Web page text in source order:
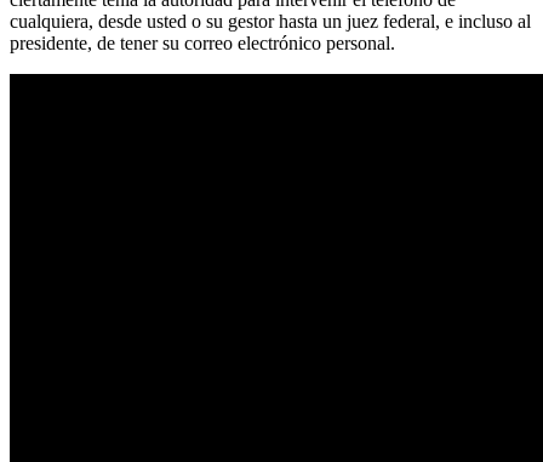
cualquiera, desde usted o su gestor hasta un juez federal, e incluso al
presidente, de tener su correo electrónico personal.